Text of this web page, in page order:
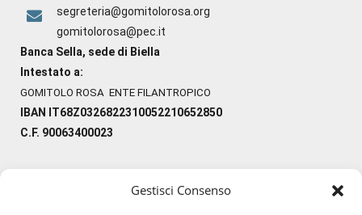
Gestisci Consenso
segreteria@gomitolorosa.org
gomitolorosa@pec.it
Banca Sella, sede di Biella
Intestato a:
GOMITOLO ROSA ENTE FILANTROPICO
IBAN IT68Z0326822310052210652850
C.F. 90063400023